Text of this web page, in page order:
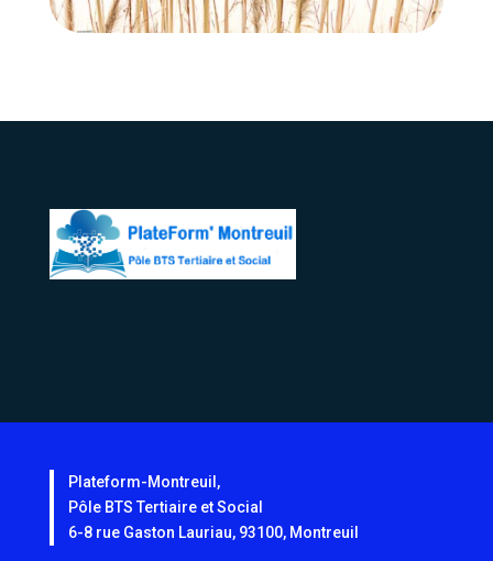
Plateform-Montreuil,
Pôle BTS Tertiaire et Social
6-8 rue Gaston Lauriau, 93100, Montreuil